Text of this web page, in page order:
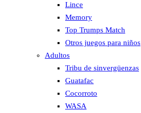
Lince
Memory
Top Trumps Match
Otros juegos para niños
Adultos
Tribu de sinvergüenzas
Guatafac
Cocorroto
WASA